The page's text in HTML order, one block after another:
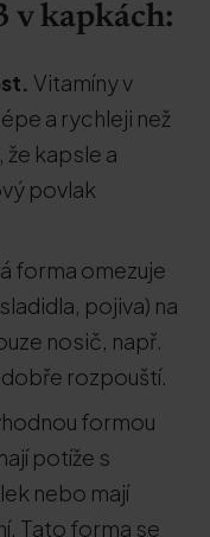
v kapkách:
Vitamíny v
a rychleji než
kapsle a
povlak
forma omezuje
pojiva) na
nosič, např.
rozpouští.
formou
potíže s
nebo mají
Tato forma se